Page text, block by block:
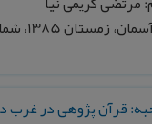
زمستان 1385، شماره 32
قرآن پژوهی در غرب